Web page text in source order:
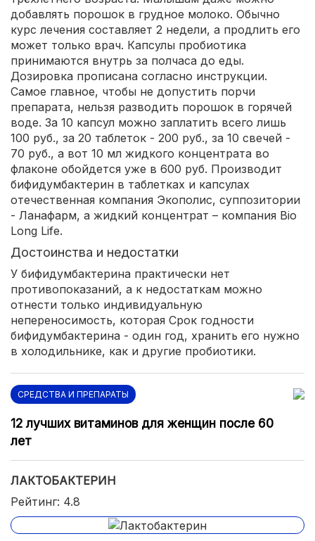
добавлять порошок в грудное молоко. Обычно
курс лечения составляет 2 недели, а продлить его
может только врач. Капсулы пробиотика
принимаются внутрь за полчаса до еды.
Дозировка прописана согласно инструкции.
Самое главное, чтобы не допустить порчи
препарата, нельзя разводить порошок в горячей
воде. За 10 капсул можно заплатить всего лишь
100 руб., за 20 таблеток - 200 руб., за 10 свечей -
70 руб., а вот 10 мл жидкого концентрата во
флаконе обойдется уже в 600 руб. Производит
бифидумбактерин в таблетках и капсулах
отечественная компания Экополис, суппозитории
- Ланафарм, а жидкий концентрат – компания Bio
Long Life.
Достоинства и недостатки
У бифидумбактерина практически нет
противопоказаний, а к недостаткам можно
отнести только индивидуальную
непереносимость, которая Срок годности
бифидумбактерина - один год, хранить его нужно
в холодильнике, как и другие пробиотики.
СРЕДСТВА И ПРЕПАРАТЫ
12 лучших витаминов для женщин после 60
лет
ЛАКТОБАКТЕРИН
Рейтинг: 4.8